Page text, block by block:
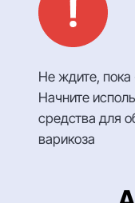
Не ждите,
Начните
средства для
варикоза